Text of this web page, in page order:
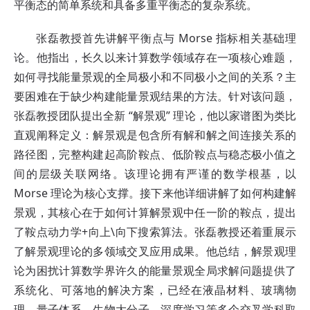
平衡态的简单系统和具备多重平衡态的复杂系统。
张磊教授首先讲解平衡点与 Morse 指标相关基础理
论。他指出，长久以来计算数学领域存在一项核心难题，
如何寻找能量景观的全局极小和不同极小之间的关系？主
要困难在于缺少构建能量景观结果的方法。针对该问题，
张磊教授团队提出全新 “解景观” 理论，他以家谱图为类比
直观阐释定义：解景观是包含所有解和解之间连接关系的
路径图，完整构建起高阶鞍点、低阶鞍点与稳态极小值之
间的层级关联网络。该理论拥有严谨的数学根基，以
Morse 理论为核心支撑。接下来他详细讲解了如何构建解
景观，其核心在于如何计算解景观中任一阶的鞍点，提出
了鞍点动力学+向上\向下搜索算法。张磊教授还着重展示
了解景观理论的多领域交叉应用成果。他总结，解景观理
论为困扰计算数学界许久的能量景观全局求解问题提供了
系统化、可落地的解决方案，已经在液晶材料、玻璃物